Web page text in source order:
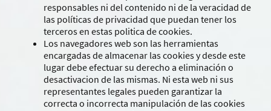
responsables ni del contenido ni de la veracidad de
las políticas de privacidad que puedan tener los
terceros en estas politica de cookies.
Los navegadores web son las herramientas
encargadas de almacenar las cookies y desde este
lugar debe efectuar su derecho a eliminación o
desactivacion de las mismas. Ni esta web ni sus
representantes legales pueden garantizar la
correcta o incorrecta manipulación de las cookies